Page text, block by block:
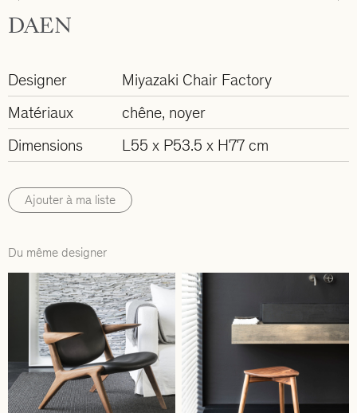
DAEN
Designer
Miyazaki Chair Factory
Matériaux
chêne, noyer
Dimensions
L55 x P53.5 x H77 cm
Ajouter à ma liste
Du même designer